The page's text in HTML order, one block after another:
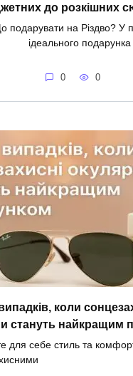
до розкішних
подарувати на Різдво? У
ідеального подарунка
0 0
коли
стануть найкращим
для себе стиль та